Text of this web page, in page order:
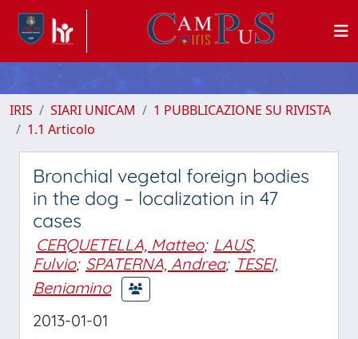
IRIS SIARI UNICAM
1 PUBBLICAZIONE SU RIVISTA
1.1 Articolo
Bronchial vegetal foreign bodies
in the dog – localization in 47
cases
CERQUETELLA, Matteo; LAUS,
Fulvio; SPATERNA, Andrea; TESEI,
Beniamino
2013-01-01